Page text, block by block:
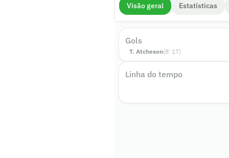
Visão geral Estatísticas
Gols
(8' 1T)
T. Atcheson
Linha do tempo